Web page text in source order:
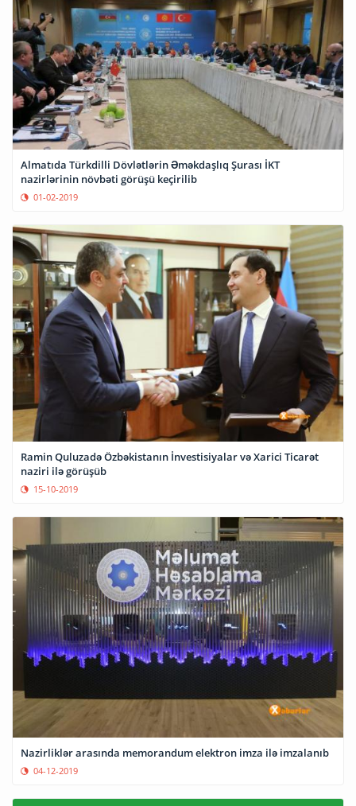
Almatıda Türkdilli Dövlətlərin Əməkdaşlıq Şurası İKT
nazirlərinin növbəti görüşü keçirilib
01-02-2019
Ramin Quluzadə Özbəkistanın İnvestisiyalar və Xarici Ticarət
naziri ilə görüşüb
15-10-2019
Nazirliklər arasında memorandum elektron imza ilə imzalanıb
04-12-2019